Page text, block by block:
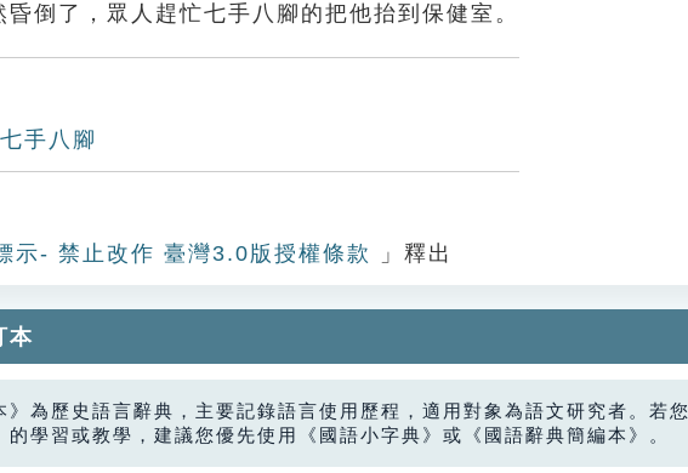
昏倒了，眾人趕忙七手八腳的把他抬到保健室。
手八腳
示- 禁止改作 臺灣3.0版授權條款 」釋出
本
》為歷史語言辭典，主要記錄語言使用歷程，適用對象為語文研究者。若
學習或教學，建議您優先使用《國語小字典》或《國語辭典簡編本》。